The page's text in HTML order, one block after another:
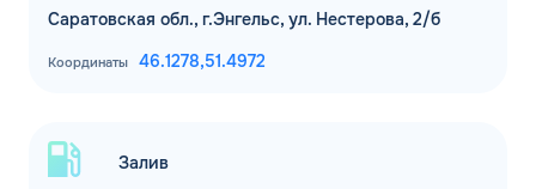
Саратовская обл., г.Энгельс, ул. Нестерова, 2/б
Координаты 46.1278,51.4972
Залив